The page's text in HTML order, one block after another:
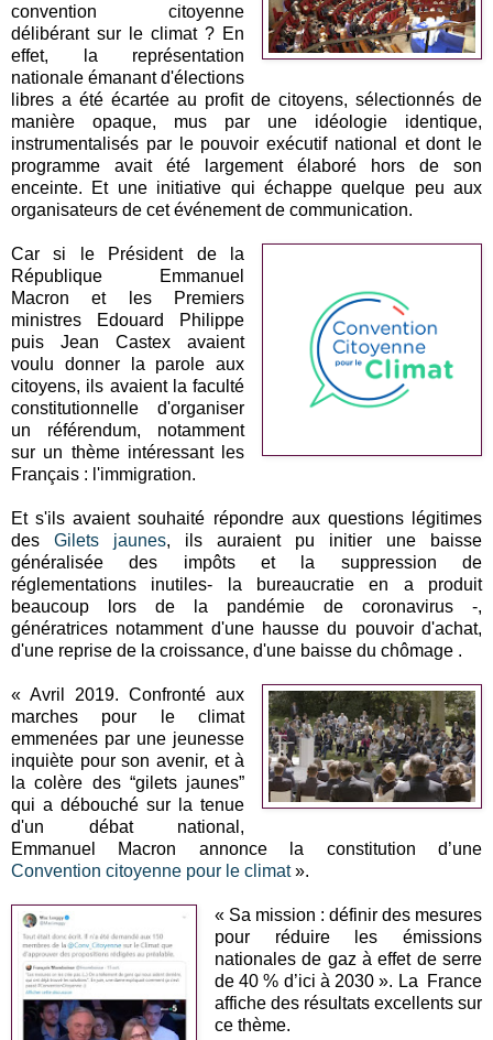
convention citoyenne
délibérant sur le climat ? En
effet, la représentation
nationale émanant d'élections
libres a été écartée au profit de citoyens, sélectionnés de
manière opaque, mus par une idéologie identique,
instrumentalisés par le pouvoir exécutif national et dont le
programme avait été largement élaboré hors de son
enceinte. Et une initiative qui échappe quelque peu aux
organisateurs de cet événement de communication.
Car si le Président de la
République Emmanuel
Macron et les Premiers
ministres Edouard Philippe
puis Jean Castex avaient
voulu donner la parole aux
citoyens, ils avaient la faculté
constitutionnelle d'organiser
un référendum, notamment
sur un thème intéressant les
Français : l'immigration.
Et s'ils avaient souhaité répondre aux questions légitimes
des Gilets jaunes, ils auraient pu initier une baisse
généralisée des impôts et la suppression de
réglementations inutiles- la bureaucratie en a produit
beaucoup lors de la pandémie de coronavirus -,
génératrices notamment d'une hausse du pouvoir d'achat,
d'une reprise de la croissance, d'une baisse du chômage .
« Avril 2019. Confronté aux
marches pour le climat
emmenées par une jeunesse
inquiète pour son avenir, et à
la colère des “gilets jaunes”
qui a débouché sur la tenue
d'un débat national,
Emmanuel Macron annonce la constitution d’une
Convention citoyenne pour le climat».
« Sa mission : définir des mesures
pour réduire les émissions
nationales de gaz à effet de serre
de 40 % d’ici à 2030 ». La France
affiche des résultats excellents sur
ce thème.